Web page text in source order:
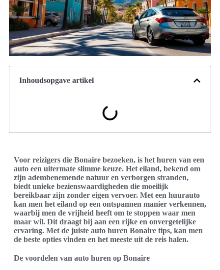
Inhoudsopgave artikel
Voor reizigers die Bonaire bezoeken, is het huren van een
auto een uitermate slimme keuze. Het eiland, bekend om
zijn adembenemende natuur en verborgen stranden,
biedt unieke bezienswaardigheden die moeilijk
bereikbaar zijn zonder eigen vervoer. Met een huurauto
kan men het eiland op een ontspannen manier verkennen,
waarbij men de vrijheid heeft om te stoppen waar men
maar wil. Dit draagt bij aan een rijke en onvergetelijke
ervaring. Met de juiste auto huren Bonaire tips, kan men
de beste opties vinden en het meeste uit de reis halen.
De voordelen van auto huren op Bonaire